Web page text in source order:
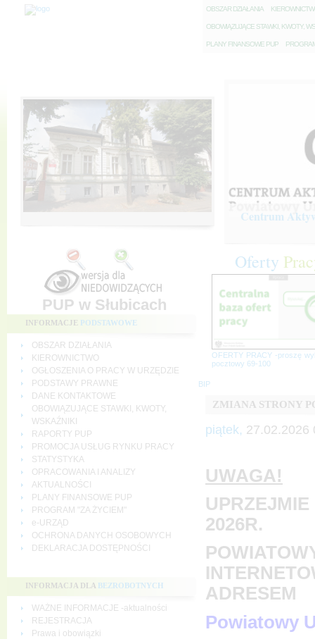
OBSZAR DZIAŁANIA K
OBOWIĄZUJĄCE STAWKI, KWOTY,
PLANY FINANSOWE PUP P
Centrum
PUP w Słubicach
INFORMACJE PODSTAWOWE
OBSZAR DZIAŁANIA
KIEROWNICTWO
OGŁOSZENIA O PRACY W URZĘDZIE
PODSTAWY PRAWNE
DANE KONTAKTOWE
OBOWIĄZUJĄCE STAWKI, KWOTY,
WSKAŹNIKI
RAPORTY PUP
PROMOCJA USŁUG RYNKU PRACY
STATYSTYKA
OPRACOWANIA I ANALIZY
AKTUALNOŚCI
PLANY FINANSOWE PUP
PROGRAM "ZA ŻYCIEM"
e-URZĄD
OCHRONA DANYCH OSOBOWYCH
DEKLARACJA DOSTĘPNOŚCI
INFORMACJA DLA BEZROBOTNYCH
WAŻNE INFORMACJE -aktualności
REJESTRACJA
Prawa i obowiązki
Oferty
OFERTY PRACY -proszę
pocztowy 69-100
BIP
ZMIANA STRONY
piątek, 27.02.2026
UWAGA!
2026R.
ADRESEM
Powiatowy